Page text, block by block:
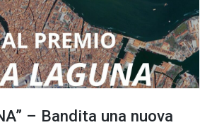
– Bandita una nuova